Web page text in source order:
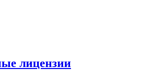
лицензии